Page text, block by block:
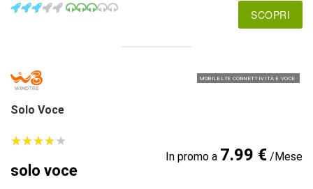
SCOPRI
MOBILE LTE CONNETTIVITÀ E VOCE
Solo Voce
★★★★★
★★★★★
solo voce
In promo a 7.99 €/Mese